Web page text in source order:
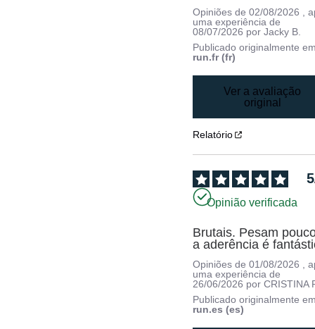
Opiniões de02/08/2026
,
uma experiência de
08/07/2026 porJacky B.
Publicado originalmente
run.fr (fr)
Ver a avaliação
original
Relatório
5
Opinião verificada
Brutais. Pesam
a aderência é
Opiniões de01/08/2026 ,
uma experiência de
26/06/2026 porCRISTINA
Publicado originalmente
run.es (es)